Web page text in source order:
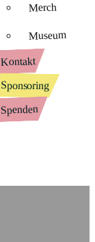
Merch
Museum
Kontakt
Sponsoring
Spenden